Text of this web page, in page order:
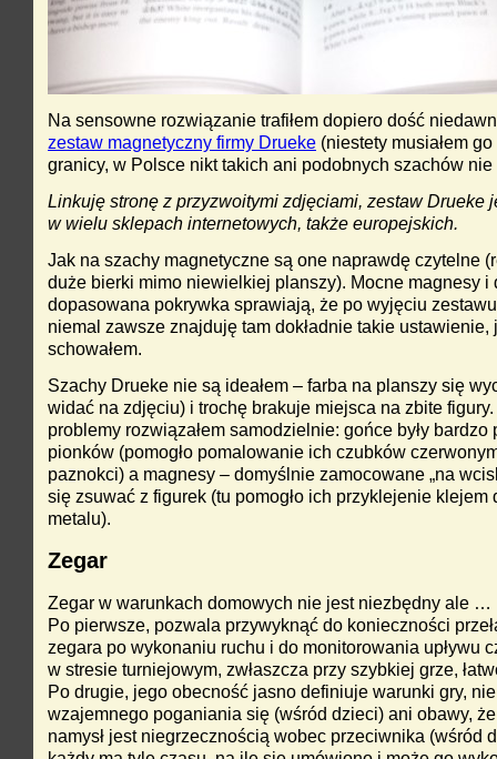
Na sensowne rozwiązanie trafiłem dopiero dość
zestaw magnetyczny firmy Drueke (niestety musiałem
granicy, w Polsce nikt takich ani podobnych szachów
Linkuję stronę z przyzwoitymi zdjęciami, zestaw Drueke
w wielu sklepach internetowych, także europejskich.
Jak na szachy magnetyczne są one naprawdę czytelne
duże bierki mimo niewielkiej planszy). Mocne magnesy i
dopasowana pokrywka sprawiają, że po wyjęciu
niemal zawsze znajduję tam dokładnie takie ustawienie,
schowałem.
Szachy Drueke nie są ideałem – farba na planszy się
widać na zdjęciu) i trochę brakuje miejsca na zbite
problemy rozwiązałem samodzielnie: gońce były bardzo
pionków (pomogło pomalowanie ich czubków
paznokci) a magnesy – domyślnie zamocowane „na
się zsuwać z figurek (tu pomogło ich przyklejenie klejem
metalu).
Zegar
Zegar w warunkach domowych nie jest niezbędny ale …
Po pierwsze, pozwala przywyknąć do konieczności
zegara po wykonaniu ruchu i do monitorowania upływu
w stresie turniejowym, zwłaszcza przy szybkiej grze,
Po drugie, jego obecność jasno definiuje warunki gry,
wzajemnego poganiania się (wśród dzieci) ani obawy, że
namysł jest niegrzecznością wobec przeciwnika (wśród